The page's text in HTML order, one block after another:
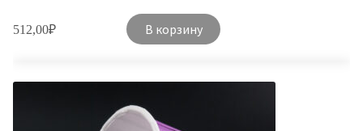
512,00₽ В корзину